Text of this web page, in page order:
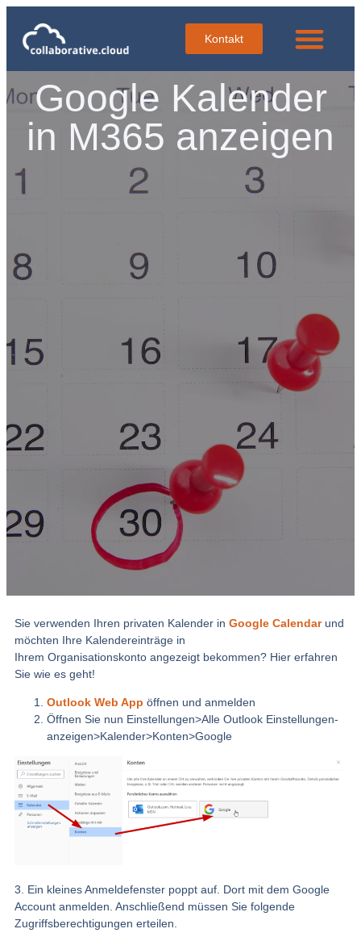
Kontakt
Google Kalender
in M365 anzeigen
Sie verwenden Ihren privaten Kalender in Google Calendar und
möchten Ihre Kalendereinträge in
Ihrem Organisationskonto angezeigt bekommen? Hier erfahren
Sie wie es geht!
Outlook Web App öffnen und anmelden
Öffnen Sie nun Einstellungen>Alle Outlook Einstellungen-
anzeigen>Kalender>Konten>Google
3. Ein kleines Anmeldefenster poppt auf. Dort mit dem Google
Account anmelden. Anschließend müssen Sie folgende
Zugriffsberechtigungen erteilen.